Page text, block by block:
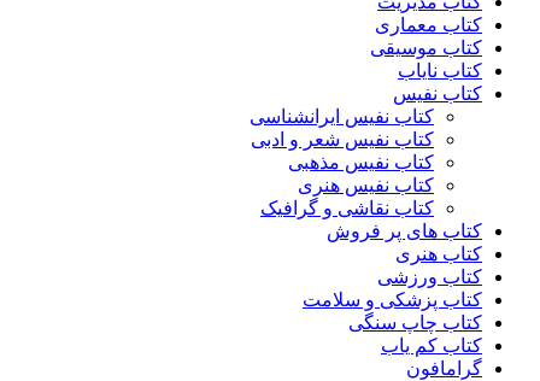
کتاب معماری
کتاب موسیقی
کتاب نایاب
کتاب نفیس
کتاب نفیس ایرانشناسی
کتاب نفیس شعر و ادبی
کتاب نفیس مذهبی
کتاب نفیس هنری
کتاب نقاشی و گرافیک
کتاب های پر فروش
کتاب هنری
کتاب ورزشی
کتاب پزشکی و سلامت
کتاب چاپ سنگی
کتاب کم یاب
گرامافون